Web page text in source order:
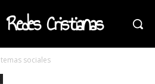
Redes Cristianas
temas sociales